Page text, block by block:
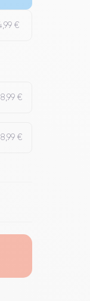
€
€
€